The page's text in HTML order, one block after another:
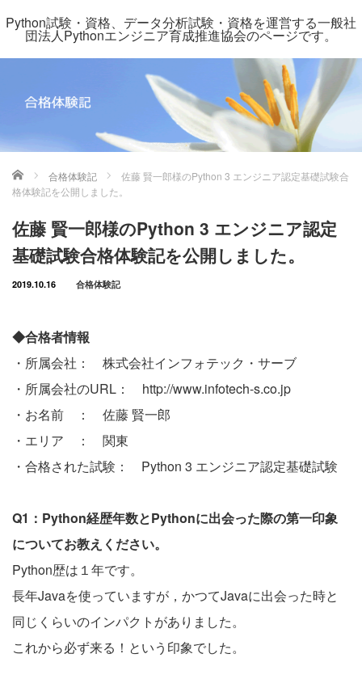
Python試験・資格、データ分析試験・資格を運営する一般社
団法人Pythonエンジニア育成推進協会のページです。
ホーム 合格体験記
佐藤 賢一郎様のPython 3 エンジニア認定基礎試験合
格体験記を公開しました。
佐藤 賢一郎様のPython 3 エンジニア認定
基礎試験合格体験記を公開しました。
2019.10.16 合格体験記
◆合格者情報
・所属会社： 株式会社インフォテック・サーブ
・所属会社のURL： http://www.infotech-s.co.jp
・お名前 ： 佐藤 賢一郎
・エリア ： 関東
・合格された試験： Python 3 エンジニア認定基礎試験
Q1：Python経歴年数とPythonに出会った際の第一印象
についてお教えください。
Python歴は１年です。
長年Javaを使っていますが，かつてJavaに出会った時と
同じくらいのインパクトがありました。
これから必ず来る！という印象でした。